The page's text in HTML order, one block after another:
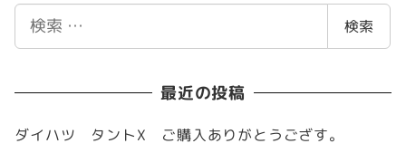
索
検索
最近の投稿
ダイハツ タントX ご購入ありがとうござす。